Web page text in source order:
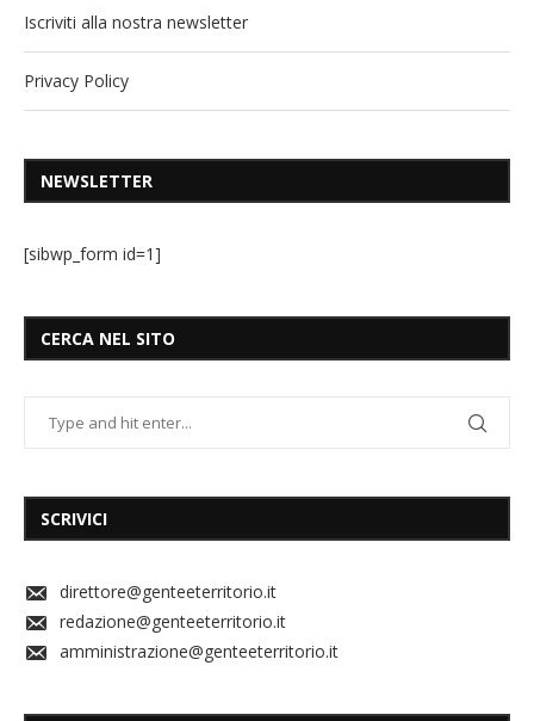
Iscriviti alla nostra newsletter
Privacy Policy
NEWSLETTER
[sibwp_form id=1]
CERCA NEL SITO
SCRIVICI
direttore@genteeterritorio.it
redazione@genteeterritorio.it
amministrazione@genteeterritorio.it